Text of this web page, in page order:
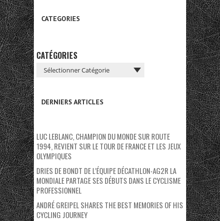
CATEGORIES
CATÉGORIES
DERNIERS ARTICLES
LUC LEBLANC, CHAMPION DU MONDE SUR ROUTE
1994, REVIENT SUR LE TOUR DE FRANCE ET LES JEUX
OLYMPIQUES
DRIES DE BONDT DE L’ÉQUIPE DÉCATHLON-AG2R LA
MONDIALE PARTAGE SES DÉBUTS DANS LE CYCLISME
PROFESSIONNEL
ANDRÉ GREIPEL SHARES THE BEST MEMORIES OF HIS
CYCLING JOURNEY